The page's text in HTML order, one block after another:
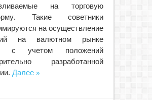
на торговую
Такие советники
на осуществление
на валютном рынке
с учетом положений
разработанной
Далее »